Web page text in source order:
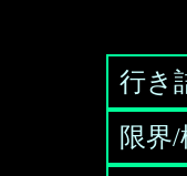
行き
限界/